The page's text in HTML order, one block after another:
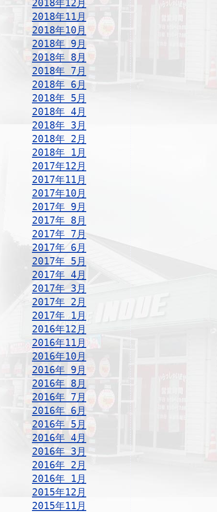
2018年12月
2018年11月
2018年10月
2018年 9月
2018年 8月
2018年 7月
2018年 6月
2018年 5月
2018年 4月
2018年 3月
2018年 2月
2018年 1月
2017年12月
2017年11月
2017年10月
2017年 9月
2017年 8月
2017年 7月
2017年 6月
2017年 5月
2017年 4月
2017年 3月
2017年 2月
2017年 1月
2016年12月
2016年11月
2016年10月
2016年 9月
2016年 8月
2016年 7月
2016年 6月
2016年 5月
2016年 4月
2016年 3月
2016年 2月
2016年 1月
2015年12月
2015年11月